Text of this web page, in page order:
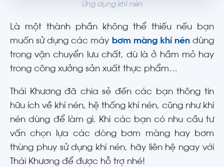
Ứng dụng khí nén
Là một thành phần không thể thiếu nếu bạn
muốn sử dụng các máy bơm màng khí néndùng
trong vận chuyển lưu chất, dù là ở hầm mỏ hay
trong công xưởng sản xuất thực phẩm…
Thái Khương đã chia sẻ đến các bạn thông tin
hữu ích về khí nén, hệ thống khí nén, cũng như khí
nén dùng để làm gì. Khi các bạn có nhu cầu tư
vấn chọn lựa các dòng bơm màng hay bơm
thùng phuy sử dụng khí nén, hãy liên hệ ngay với
Thái Khương để được hỗ trợ nhé!